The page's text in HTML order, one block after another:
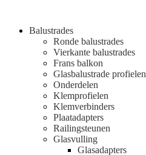
Balustrades
Ronde balustrades
Vierkante balustrades
Frans balkon
Glasbalustrade profielen
Onderdelen
Klemprofielen
Klemverbinders
Plaatadapters
Railingsteunen
Glasvulling
Glasadapters